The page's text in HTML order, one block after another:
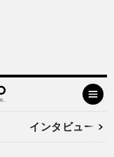
インタビュー